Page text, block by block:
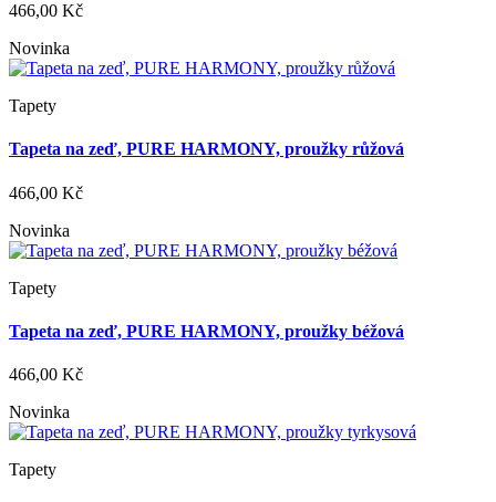
466,00 Kč
Novinka
Tapety
Tapeta na zeď, PURE HARMONY, proužky růžová
466,00 Kč
Novinka
Tapety
Tapeta na zeď, PURE HARMONY, proužky béžová
466,00 Kč
Novinka
Tapety